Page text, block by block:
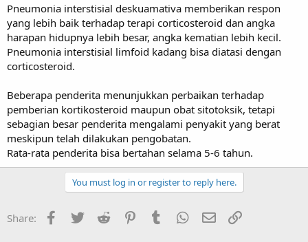
Pneumonia interstisial deskuamativa memberikan respon
yang lebih baik terhadap terapi corticosteroid dan angka
harapan hidupnya lebih besar, angka kematian lebih kecil.
Pneumonia interstisial limfoid kadang bisa diatasi dengan
corticosteroid.
Beberapa penderita menunjukkan perbaikan terhadap
pemberian kortikosteroid maupun obat sitotoksik, tetapi
sebagian besar penderita mengalami penyakit yang berat
meskipun telah dilakukan pengobatan.
Rata-rata penderita bisa bertahan selama 5-6 tahun.
You must log in or register to reply here.
Share: Facebook
Twitter Reddit PinterestTumblr WhatsApp
Email